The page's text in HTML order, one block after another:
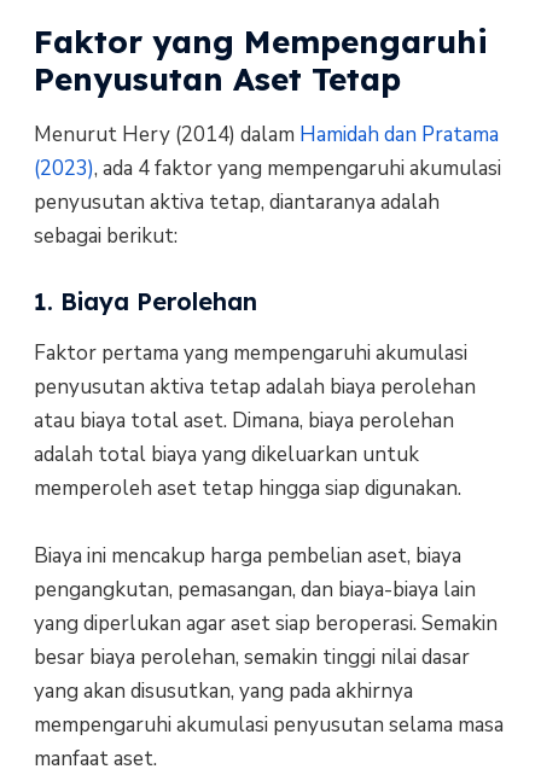
Faktor yang Mempengaruhi
Penyusutan Aset Tetap
Menurut Hery (2014) dalam Hamidah dan Pratama
(2023), ada 4 faktor yang mempengaruhi akumulasi
penyusutan aktiva tetap, diantaranya adalah
sebagai berikut:
1. Biaya Perolehan
Faktor pertama yang mempengaruhi akumulasi
penyusutan aktiva tetap adalah biaya perolehan
atau biaya total aset. Dimana, biaya perolehan
adalah total biaya yang dikeluarkan untuk
memperoleh aset tetap hingga siap digunakan.
Biaya ini mencakup harga pembelian aset, biaya
pengangkutan, pemasangan, dan biaya-biaya lain
yang diperlukan agar aset siap beroperasi. Semakin
besar biaya perolehan, semakin tinggi nilai dasar
yang akan disusutkan, yang pada akhirnya
mempengaruhi akumulasi penyusutan selama masa
manfaat aset.